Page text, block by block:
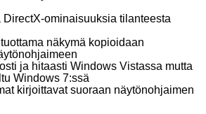
DirectX-ominaisuuksia tilanteesta
näkymä kopioidaan
ja hitaasti Windows Vistassa mutta
Windows 7:ssä
kirjoittavat suoraan näytönohjaimen